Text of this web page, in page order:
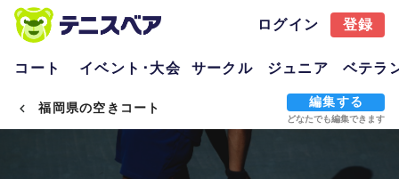
ログイン 登録
コート イベント･大会 サークル ジュニア ベテラ
福岡県の空きコート 編集する
どなたでも編集できます